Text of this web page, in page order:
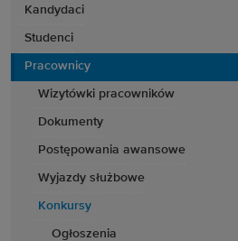
Kandydaci
Studenci
Pracownicy
Wizytówki pracowników
Dokumenty
Postępowania awansowe
Wyjazdy służbowe
Konkursy
Ogłoszenia